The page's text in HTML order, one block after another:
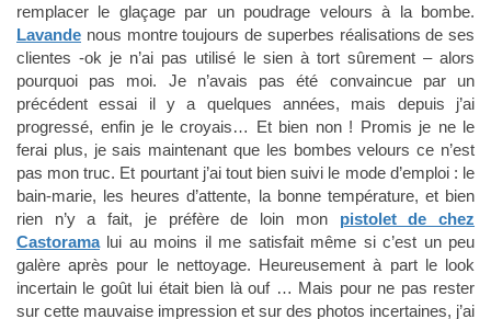
remplacer le glaçage par un poudrage velours à la bombe.
Lavande nous montre toujours de superbes réalisations de ses
clientes -ok je n’ai pas utilisé le sien à tort sûrement – alors
pourquoi pas moi. Je n’avais pas été convaincue par un
précédent essai il y a quelques années, mais depuis j’ai
progressé, enfin je le croyais… Et bien non ! Promis je ne le
ferai plus, je sais maintenant que les bombes velours ce n’est
pas mon truc. Et pourtant j’ai tout bien suivi le mode d’emploi : le
bain-marie, les heures d’attente, la bonne température, et bien
rien n’y a fait, je préfère de loin mon pistolet de chez
Castoramalui au moins il me satisfait même si c’est un peu
galère après pour le nettoyage. Heureusement à part le look
incertain le goût lui était bien là ouf … Mais pour ne pas rester
sur cette mauvaise impression et sur des photos incertaines, j’ai